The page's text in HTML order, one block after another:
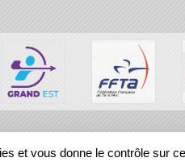
et vous donne le contrôle sur